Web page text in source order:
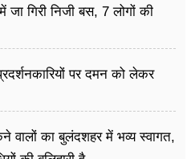
गिरी निजी बस, 7 लोगों की
पर दमन को लेकर
वालों का बुलंदशहर में भव्य स्वागत,